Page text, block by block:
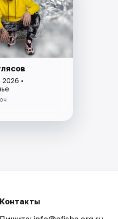
2026 •
Контакты